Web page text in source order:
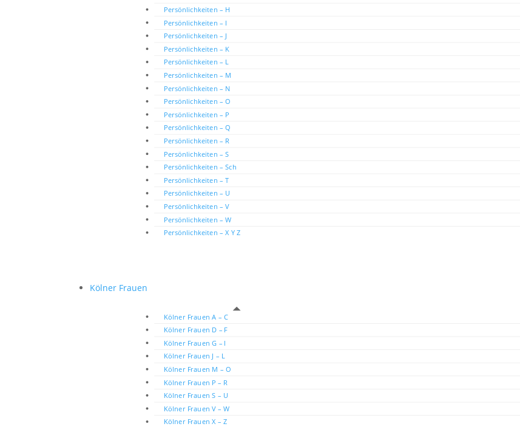
Persönlichkeiten – H
Persönlichkeiten – I
Persönlichkeiten – J
Persönlichkeiten – K
Persönlichkeiten – L
Persönlichkeiten – M
Persönlichkeiten – N
Persönlichkeiten – O
Persönlichkeiten – P
Persönlichkeiten – Q
Persönlichkeiten – R
Persönlichkeiten – S
Persönlichkeiten – Sch
Persönlichkeiten – T
Persönlichkeiten – U
Persönlichkeiten – V
Persönlichkeiten – W
Persönlichkeiten – X Y Z
Kölner Frauen
Kölner Frauen A – C
Kölner Frauen D – F
Kölner Frauen G – I
Kölner Frauen J – L
Kölner Frauen M – O
Kölner Frauen P – R
Kölner Frauen S – U
Kölner Frauen V – W
Kölner Frauen X – Z